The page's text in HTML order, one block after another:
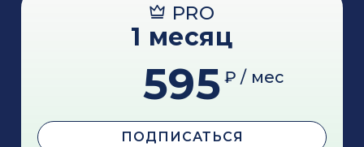
PRO
1 месяц
595 ₽ / мес
ПОДПИСАТЬСЯ